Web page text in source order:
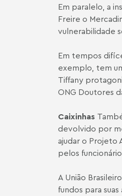
Em paralelo, a
Freire o
vulnerabilidade
Em tempos
exemplo, tem
Tiffany
ONG Doutores
Caixinhas
devolvido por
ajudar o Projeto
pelos
A União
fundos para